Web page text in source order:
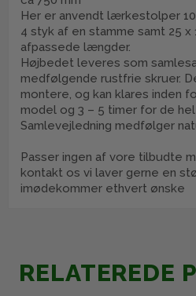
Her er anvendt lærkestolper
4 styk af en stamme samt 25 x
afpassede længder.
Højbedet leveres som
medfølgende rustfrie skruer.
montere, og kan klares inden
model og 3 – 5 timer for de
Samlevejledning medfølger
Passer ingen af vore tilbudte
kontakt os vi laver gerne en
imødekommer ethvert ønske
RELATEREDE